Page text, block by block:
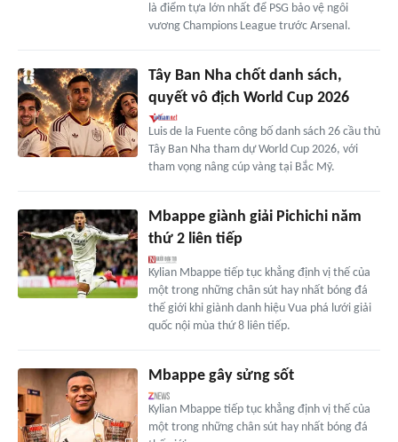
là điểm tựa lớn nhất để PSG bảo vệ ngôi
vương Champions League trước Arsenal.
Tây Ban Nha chốt danh sách,
quyết vô địch World Cup 2026
Luis de la Fuente công bố danh sách 26 cầu thủ
Tây Ban Nha tham dự World Cup 2026, với
tham vọng nâng cúp vàng tại Bắc Mỹ.
Mbappe giành giải Pichichi năm
thứ 2 liên tiếp
Kylian Mbappe tiếp tục khẳng định vị thế của
một trong những chân sút hay nhất bóng đá
thế giới khi giành danh hiệu Vua phá lưới giải
quốc nội mùa thứ 8 liên tiếp.
Mbappe gây sửng sốt
Kylian Mbappe tiếp tục khẳng định vị thế của
một trong những chân sút hay nhất bóng đá